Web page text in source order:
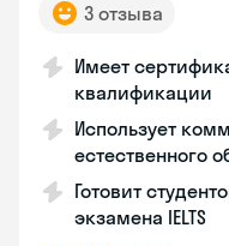
3 отзыва
Имеет
квалификации
Использует
естественного
Готовит
экзамена IELTS